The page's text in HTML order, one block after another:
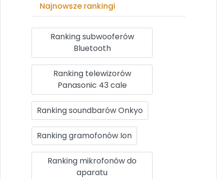
Najnowsze rankingi
Ranking subwooferów
Bluetooth
Ranking telewizorów
Panasonic 43 cale
Ranking soundbarów Onkyo
Ranking gramofonów Ion
Ranking mikrofonów do
aparatu